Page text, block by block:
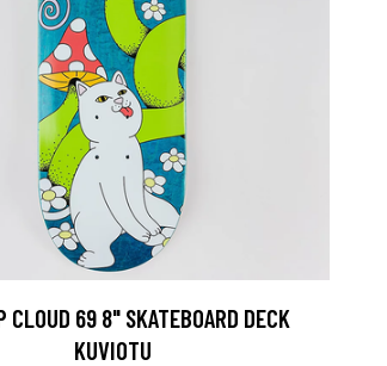
CLOUD 69 8" SKATEBOARD DECK
KUVIOTU